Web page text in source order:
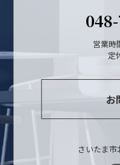
営業時
定
お
さいたま